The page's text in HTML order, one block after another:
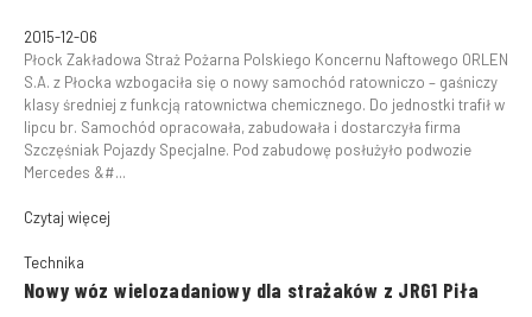
2015-12-06
Płock Zakładowa Straż Pożarna Polskiego Koncernu Naftowego ORLEN
S.A. z Płocka wzbogaciła się o nowy samochód ratowniczo – gaśniczy
klasy średniej z funkcją ratownictwa chemicznego. Do jednostki trafił w
lipcu br. Samochód opracowała, zabudowała i dostarczyła firma
Szczęśniak Pojazdy Specjalne. Pod zabudowę posłużyło podwozie
Mercedes &#...
Czytaj więcej
Technika
Nowy wóz wielozadaniowy dla strażaków z JRG1 Piła